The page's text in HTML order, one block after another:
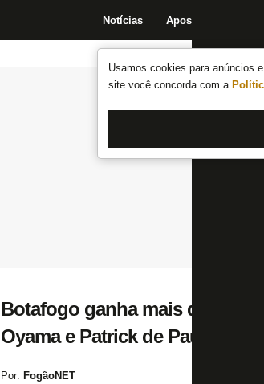
Usamos cookies para anúncios
site você concorda com a
Notícias Apostas
Botafogo ganha mais
Oyama e Patrick de Paula
Por: FogãoNET